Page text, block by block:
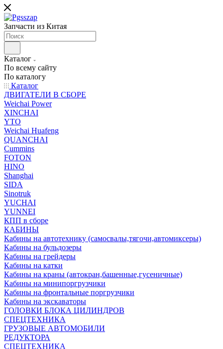
Запчасти из Китая
Каталог
По всему сайту
По каталогу
Каталог
ДВИГАТЕЛИ В СБОРЕ
Weichai Power
XINCHAI
YTO
Weichai Huafeng
QUANCHAI
Cummins
FOTON
HINO
Shanghai
SIDA
Sinotruk
YUCHAI
YUNNEI
КПП в сборе
КАБИНЫ
Кабины на автотехнику (самосвалы,тягочи,автомиксеры)
Кабины на бульдозеры
Кабины на грейдеры
Кабины на катки
Кабины на краны (автокран,башенные,гусеничные)
Кабины на минипоргрузчики
Кабины на фронтальные поргрузчики
Кабины на экскаваторы
ГОЛОВКИ БЛОКА ЦИЛИНДРОВ
СПЕЦТЕХНИКА
ГРУЗОВЫЕ АВТОМОБИЛИ
РЕДУКТОРА
СПЕЦТЕХНИКА